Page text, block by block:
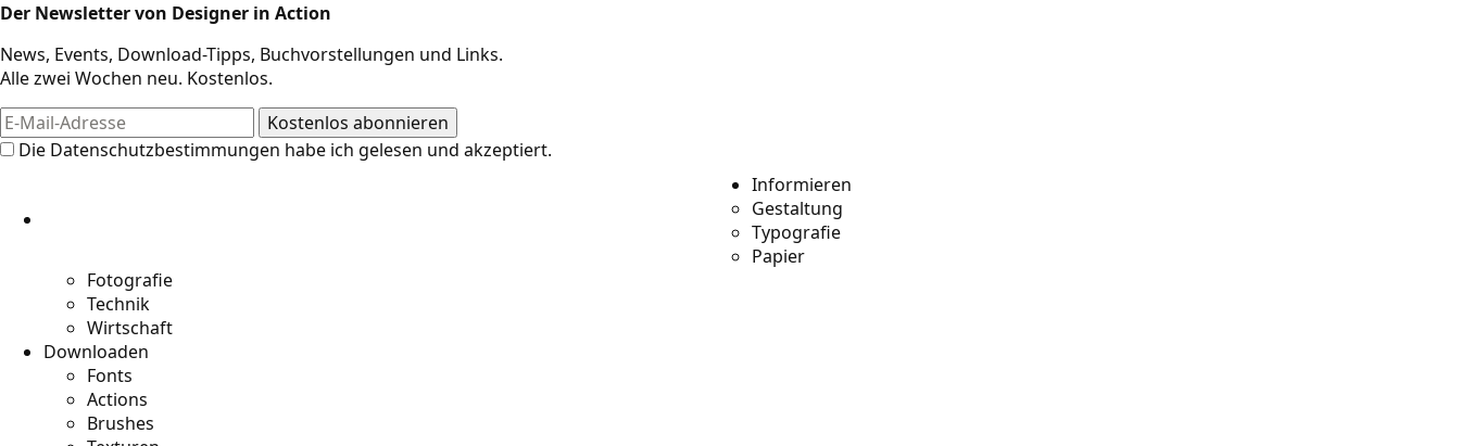
Der Newsletter von Designer in Action
News, Events, Download-Tipps, Buchvorstellungen und Links.
Alle zwei Wochen neu. Kostenlos.
Die Datenschutzbestimmungen habe ich gelesen und akzeptiert.
Informieren
Gestaltung
Typografie
Papier
Fotografie
Technik
Wirtschaft
Downloaden
Fonts
Actions
Brushes